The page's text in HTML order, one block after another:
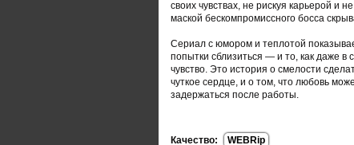
своих чувствах, не рискуя карьерой и
маской бескомпромиссного босса
Сериал с юмором и теплотой
попытки сблизиться — и то, как даже
чувство. Это история о смелости
чуткое сердце, и о том, что любовь
задержаться после работы.
Качество:
WEBRip